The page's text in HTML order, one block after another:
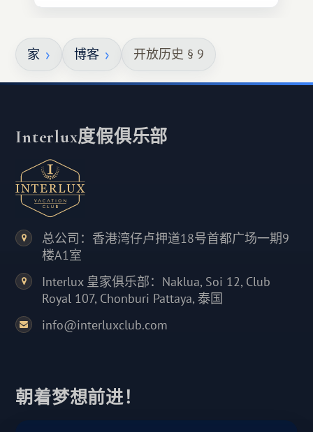
家 博客 开放历史 § 9
Interlux度假俱乐部
总公司：香港湾仔卢押道18号首都广场一期9
楼A1室
Interlux 皇家俱乐部：Naklua, Soi 12, Club
Royal 107, Chonburi Pattaya, 泰国
info@interluxclub.com
朝着梦想前进！